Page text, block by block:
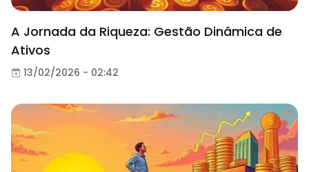
A Jornada da Riqueza: Gestão Dinâmica de
Ativos
13/02/2026 - 02:42